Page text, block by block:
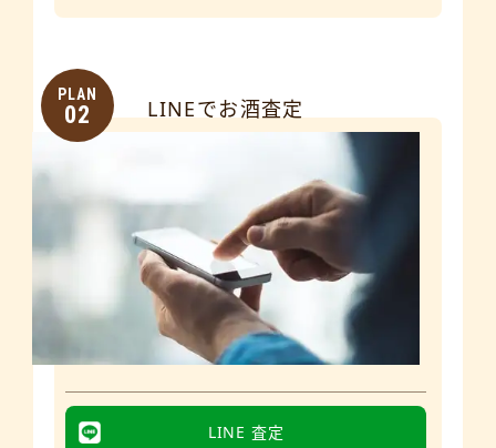
PLAN
02 LINEでお酒査定
LINE 査定